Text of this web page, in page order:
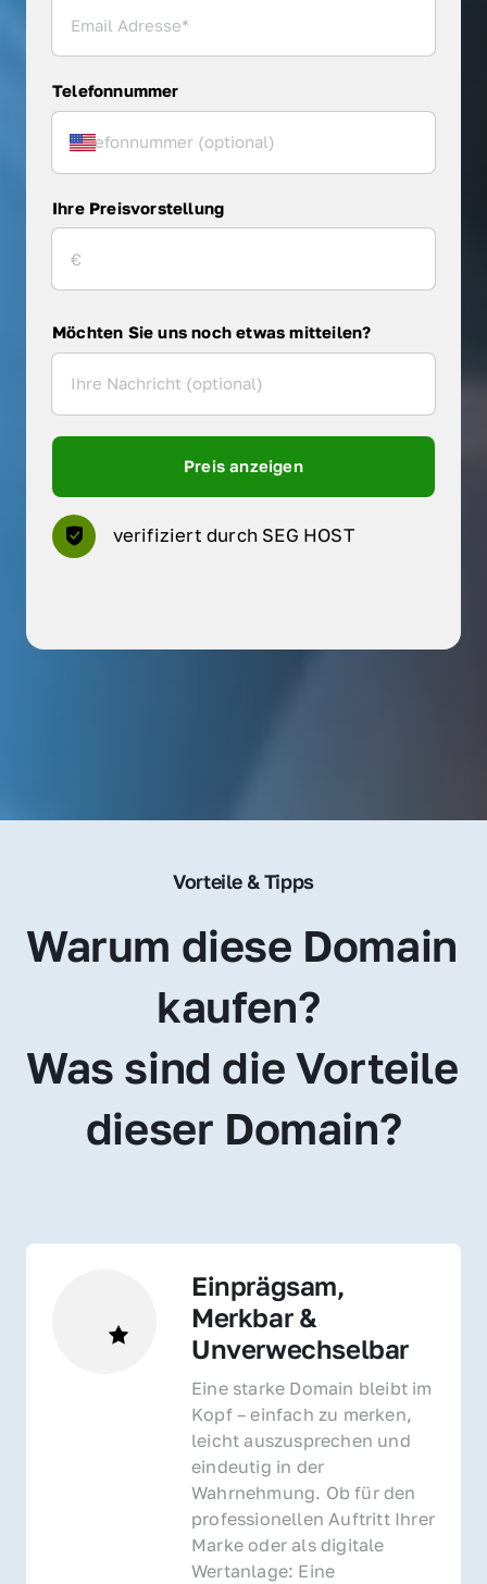
Telefonnummer
Ihre Preisvorstellung
Möchten Sie uns noch etwas mitteilen?
Preis anzeigen
verifiziert durch SEG HOST
Vorteile & Tipps
Warum diese Domain
kaufen?
Was sind die Vorteile
dieser Domain?
Einprägsam,
Merkbar &
Unverwechselbar
Eine starke Domain bleibt im
Kopf – einfach zu merken,
leicht auszusprechen und
eindeutig in der
Wahrnehmung. Ob für den
professionellen Auftritt Ihrer
Marke oder als digitale
Wertanlage: Eine